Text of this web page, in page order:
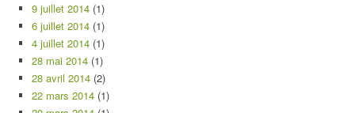
9 juillet 2014 (1)
6 juillet 2014 (1)
4 juillet 2014 (1)
28 mai 2014 (1)
28 avril 2014 (2)
22 mars 2014 (1)